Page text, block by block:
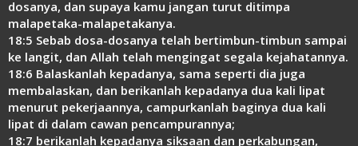
dosanya, dan supaya kamu jangan turut ditimpa
malapetaka-malapetakanya.
18:5 Sebab dosa-dosanya telah bertimbun-timbun sampai
ke langit, dan Allah telah mengingat segala kejahatannya.
18:6 Balaskanlah kepadanya, sama seperti dia juga
membalaskan, dan berikanlah kepadanya dua kali lipat
menurut pekerjaannya, campurkanlah baginya dua kali
lipat di dalam cawan pencampurannya;
18:7 berikanlah kepadanya siksaan dan perkabungan,